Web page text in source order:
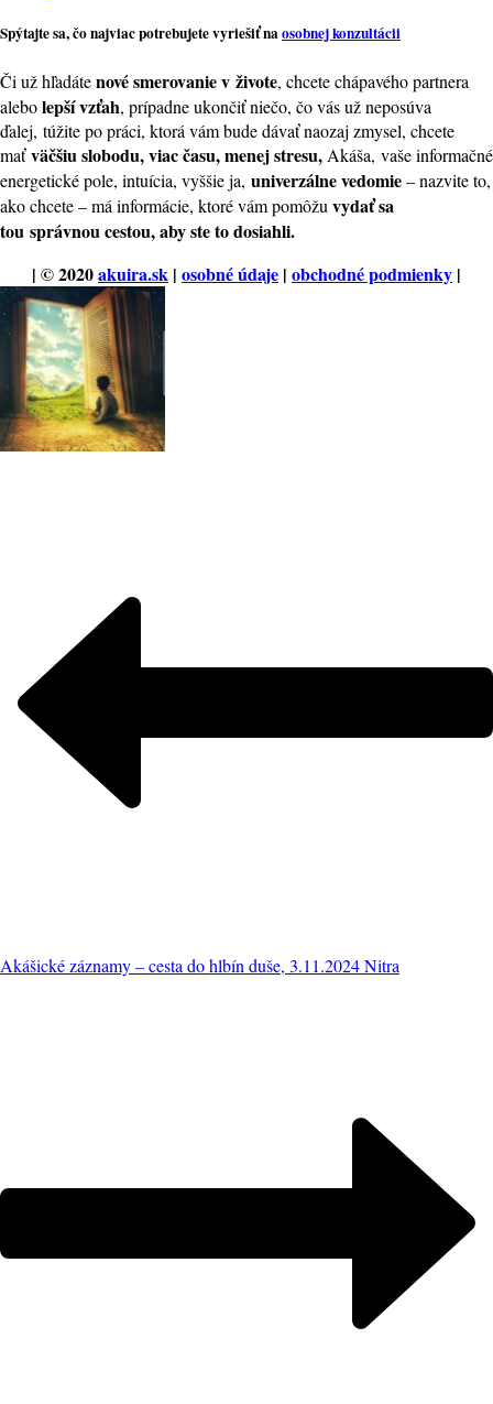
Spýtajte sa, čo najviac potrebujete vyriešiť naosobnej konzultácii
Či už hľadátenové smerovanie v živote, chcete chápavého partnera
alebolepší vzťah, prípadne ukončiť niečo, čo vás už neposúva
ďalej, túžite po práci, ktorá vám bude dávať naozaj zmysel, chcete
maťväčšiu slobodu, viac času, menej stresu,Akáša, vaše informačné
energetické pole, intuícia, vyššie ja, univerzálne vedomie– nazvite to,
ako chcete – má informácie, ktoré vám pomôžuvydať sa
tou správnou cestou, aby ste to dosiahli.
| © 2020akuira.sk | osobné údaje | obchodné podmienky |
Akášické záznamy – cesta do hlbín duše, 3.11.2024 Nitra